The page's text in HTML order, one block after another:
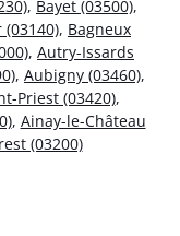
, Bayet (03500),
, Bagneux
, Autry-Issards
, Aubigny (03460),
Priest (03420),
, Ainay-le-Château
(03200)